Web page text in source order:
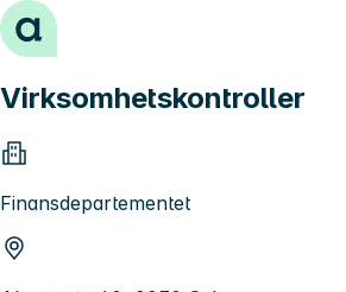
Hopp til innhold
Virksomhetskontroller
Finansdepartementet